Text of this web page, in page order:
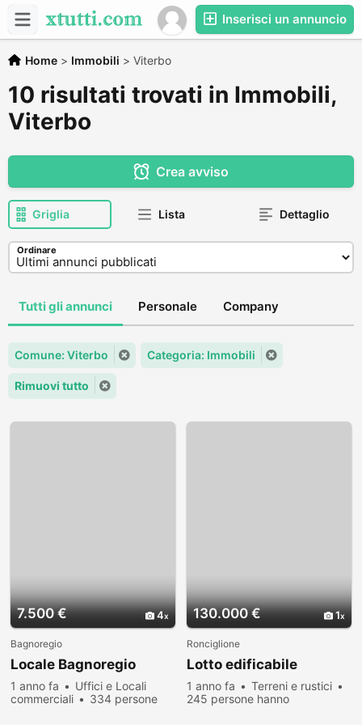
Inserisci un annuncio
Home > Immobili > Viterbo
10 risultati trovati in Immobili,
Viterbo
Crea avviso
Griglia Lista Dettaglio
Ordinare
Tutti gli annunci Personale Company
Comune: Viterbo Categoria: Immobili
Rimuovi tutto
7.500 € 4
Bagnoregio
Locale Bagnoregio
1 anno fa
Uffici e Locali
commerciali
334 persone
130.000 € 1
Ronciglione
Lotto edificabile
1 anno fa
Terreni e rustici
245 persone hanno